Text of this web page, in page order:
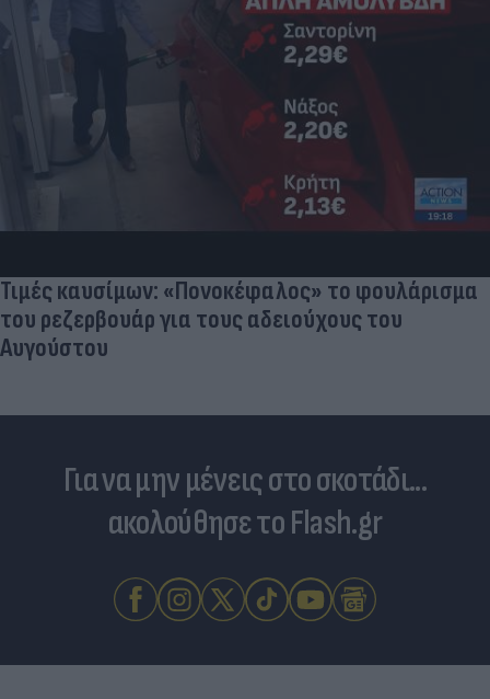
Τουρκία: Μετά το... φρένο για τα F-35 έρχονται
στο επίκεντρο τα Eurofighter
Για να μην μένεις στο σκοτάδι...
ακολούθησε το Flash.gr